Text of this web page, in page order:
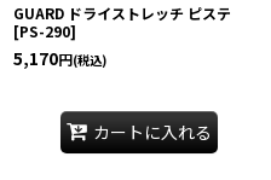
GUARD ドライストレッチ ピステ
[PS-290]
5,170円(税込)
カートに入れる